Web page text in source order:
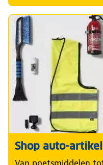
Shop auto-